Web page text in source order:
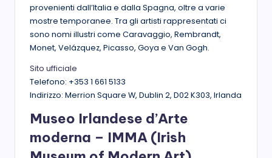
provenienti dall’Italia e dalla Spagna, oltre a varie
mostre temporanee. Tra gli artisti rappresentati ci
sono nomi illustri come Caravaggio, Rembrandt,
Monet, Velázquez, Picasso, Goya e Van Gogh.
Sito ufficiale
Telefono: +353 1 661 5133
Indirizzo: Merrion Square W, Dublin 2, D02 K303, Irlanda
Museo Irlandese d’Arte
moderna – IMMA (Irish